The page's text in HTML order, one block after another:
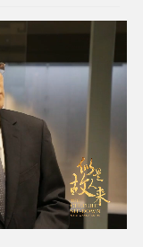
Mute
Picture-
Picture